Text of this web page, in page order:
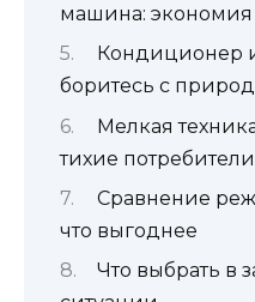
машина: экономия
Кондиционер
боритесь с
Мелкая
тихие потребители
Сравнение
что выгоднее
Что выбрать в